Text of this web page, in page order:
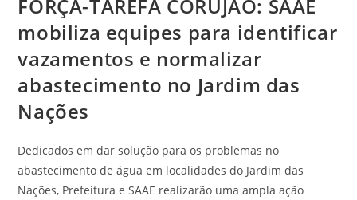
FORÇA-TAREFA CORUJÃO: SAAE
mobiliza equipes para identificar
vazamentos e normalizar
abastecimento no Jardim das
Nações
Dedicados em dar solução para os problemas no
abastecimento de água em localidades do Jardim das
Nações, Prefeitura e SAAE realizarão uma ampla ação